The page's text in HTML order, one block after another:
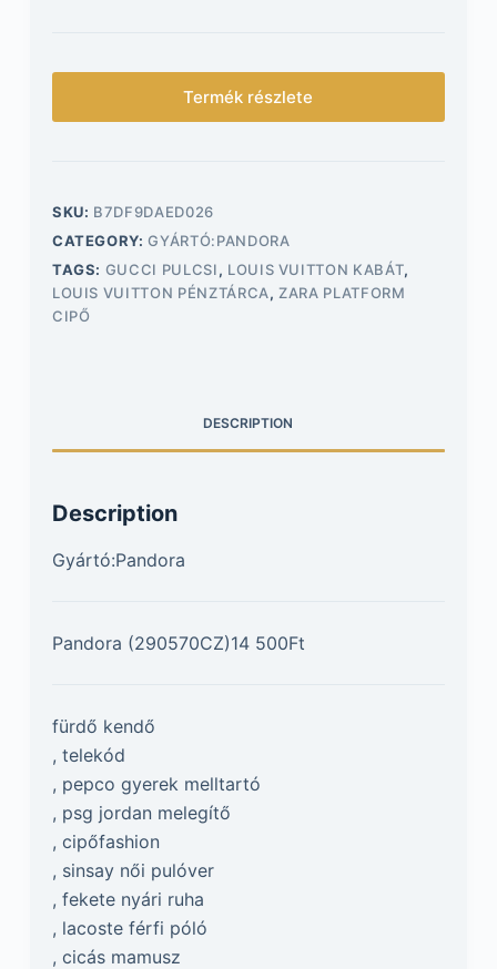
Termék részlete
SKU: B7DF9DAED026
CATEGORY:GYÁRTÓ:PANDORA
TAGS: GUCCI PULCSI, LOUIS VUITTON KABÁT,
LOUIS VUITTON PÉNZTÁRCA,ZARA PLATFORM
CIPŐ
DESCRIPTION
Description
Gyártó:Pandora
Pandora (290570CZ)14 500Ft
fürdő kendő
, telekód
, pepco gyerek melltartó
, psg jordan melegítő
, cipőfashion
, sinsay női pulóver
, fekete nyári ruha
, lacoste férfi póló
, cicás mamusz